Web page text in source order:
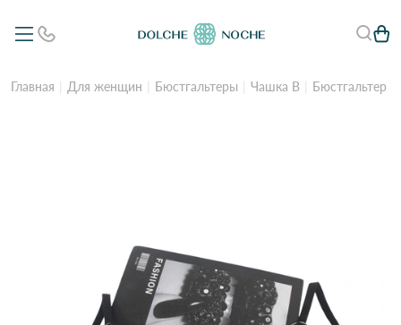
Главная Для женщин Бюстгальтеры Чашка B Бюстгальтер